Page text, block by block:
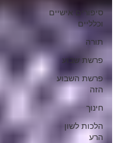
סיפורים אישיים
וכלליים
תורה
פרשת שבוע
פרשת השבוע
הזה
חינוך
הלכות לשון
הרע